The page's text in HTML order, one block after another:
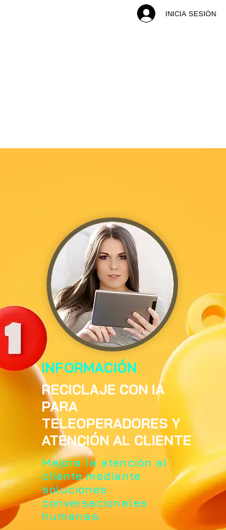
INICIA SESIÓN
INFORMACIÓN
RECICLAJE CON IA
PARA
TELEOPERADORES Y
ATENCIÓN AL CLIENTE
Mejora la atención al
cliente mediante
soluciones
conversacionales
humanas.